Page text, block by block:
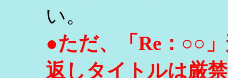
い。
●ただ、「Re：○○
返しタイトルは厳